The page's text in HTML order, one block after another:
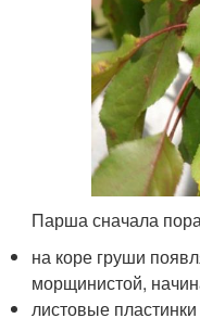
Парша сначала
на коре груши
морщинистой,
листовые